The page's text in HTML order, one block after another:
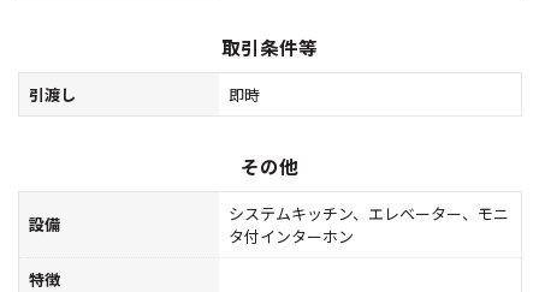
取引条件等
引渡し 即時
その他
設備
システムキッチン、エレベーター、モニ
タ付インターホン
特徴